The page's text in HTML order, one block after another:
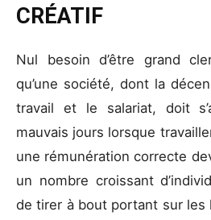
CRÉATIF
Nul besoin d’être grand
qu’une société, dont la
travail et le salariat, doit
mauvais jours lorsque
une rémunération correcte
un nombre croissant
de tirer à bout portant sur les